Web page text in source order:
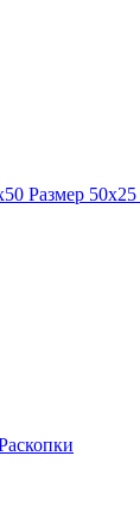
Размер 50x25